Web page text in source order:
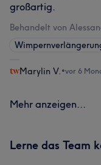
großartig.
Behandelt von
Marylin V. •vor 6
Mehr anzeigen...
Lerne das Team